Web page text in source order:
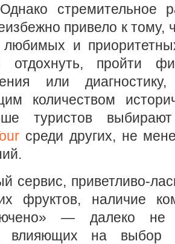
стремительное
привело к тому,
и
пройти
или
количеством
туристов
среди других, не
сервис, приветливо-
фруктов, наличие
— далеко не
влияющих на выбор